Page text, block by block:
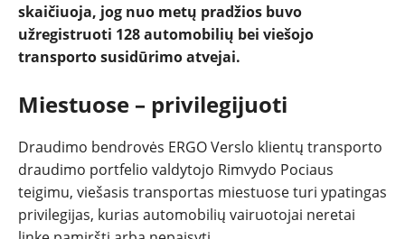
PATARIMAI
skaičiuoja, jog nuo metų pradžios buvo
užregistruoti 128 automobilių bei viešojo
transporto susidūrimo atvejai.
Miestuose – privilegijuoti
Draudimo bendrovės ERGO Verslo klientų transporto
draudimo portfelio valdytojo Rimvydo Pociaus
teigimu, viešasis transportas miestuose turi ypatingas
privilegijas, kurias automobilių vairuotojai neretai